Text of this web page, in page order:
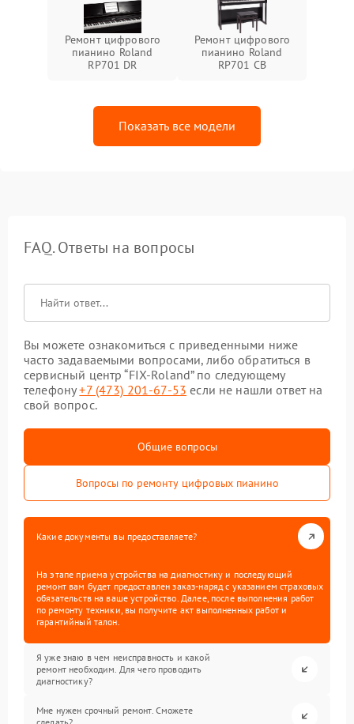
Ремонт цифрового
пианино Roland
RP701 DR
Ремонт цифрового
пианино Roland
RP701 CB
Показать все модели
FAQ. Ответы на вопросы
Вы можете ознакомиться с приведенными ниже
часто задаваемыми вопросами, либо обратиться в
сервисный центр “FIX-Roland” по следующему
телефону+7 (473) 201-67-53 если не нашли ответ на
свой вопрос.
Общие вопросы
Вопросы по ремонту цифровых пианино
Какие документы вы предоставляете?
На этапе приема устройства на диагностику и последующий
ремонт вам будет предоставлен заказ-наряд с указанием страховых
обязательств на ваше устройство. Далее, после выполнения работ
по ремонту техники, вы получите акт выполненных работ и
гарантийный талон.
Я уже знаю в чем неисправность и какой
ремонт необходим. Для чего проводить
диагностику?
Мне нужен срочный ремонт. Сможете